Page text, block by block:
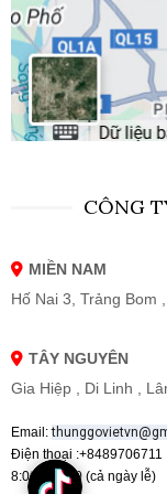
CÔNG
MIỀN NAM
Hố Nai 3, Trảng Bom
TÂY NGUYÊN
Gia Hiệp , Di Linh ,
Email:
Điện thoại :+8489706711
8:00 - 19:00 (cả ngày lễ)